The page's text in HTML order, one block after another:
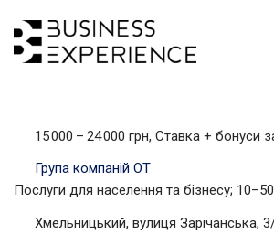
15 000 – 24 000 грн, Ставка + бонуси
Група компаній ОТ
Послуги для населення та бізнесу; 10–50
Хмельницький, вулиця Зарічанська, 3/